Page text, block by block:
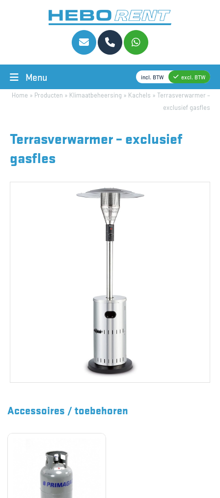
Menu incl. BTW excl. BTW
Home » Producten » Klimaatbeheersing » Kachels » Terrasverwarmer –
exclusief gasfles
Terrasverwarmer – exclusief
gasfles
Accessoires / toebehoren